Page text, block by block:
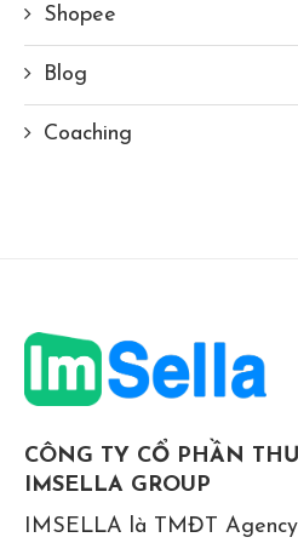
Shopee
Blog
Coaching
CÔNG TY CỔ PHẦN
IMSELLA GROUP
IMSELLA là TMĐT